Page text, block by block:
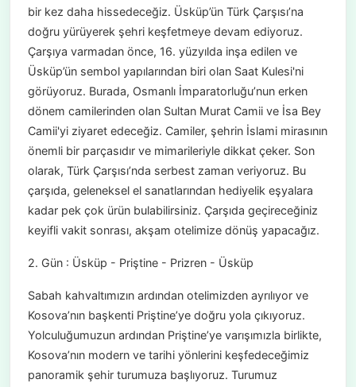
bir kez daha hissedeceğiz. Üsküp’ün Türk Çarşısı’na
doğru yürüyerek şehri keşfetmeye devam ediyoruz.
Çarşıya varmadan önce, 16. yüzyılda inşa edilen ve
Üsküp’ün sembol yapılarından biri olan Saat Kulesi'ni
görüyoruz. Burada, Osmanlı İmparatorluğu’nun erken
dönem camilerinden olan Sultan Murat Camii ve İsa Bey
Camii'yi ziyaret edeceğiz. Camiler, şehrin İslami mirasının
önemli bir parçasıdır ve mimarileriyle dikkat çeker. Son
olarak, Türk Çarşısı’nda serbest zaman veriyoruz. Bu
çarşıda, geleneksel el sanatlarından hediyelik eşyalara
kadar pek çok ürün bulabilirsiniz. Çarşıda geçireceğiniz
keyifli vakit sonrası, akşam otelimize dönüş yapacağız.
2. Gün : Üsküp - Priştine - Prizren - Üsküp
Sabah kahvaltımızın ardından otelimizden ayrılıyor ve
Kosova’nın başkenti Priştine’ye doğru yola çıkıyoruz.
Yolculuğumuzun ardından Priştine’ye varışımızla birlikte,
Kosova’nın modern ve tarihi yönlerini keşfedeceğimiz
panoramik şehir turumuza başlıyoruz. Turumuz